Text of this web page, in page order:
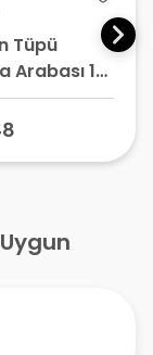
Tüpü
Arabası 10